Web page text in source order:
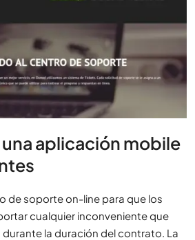
aplicación mobile
de soporte on-line para que los
cualquier inconveniente que
durante la duración del contrato. La